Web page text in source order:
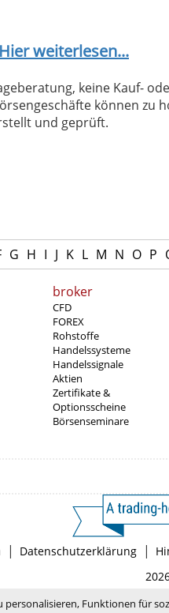
Hier weiterlesen...
keine Kauf-
können
und geprüft.
G H I J K L M N O P
broker
CFD
FOREX
Rohstoffe
Handelssysteme
Handelssignale
Aktien
Zertifikate &
Optionsscheine
Börsenseminare
| Datenschutzerklärung |
Funktionen für